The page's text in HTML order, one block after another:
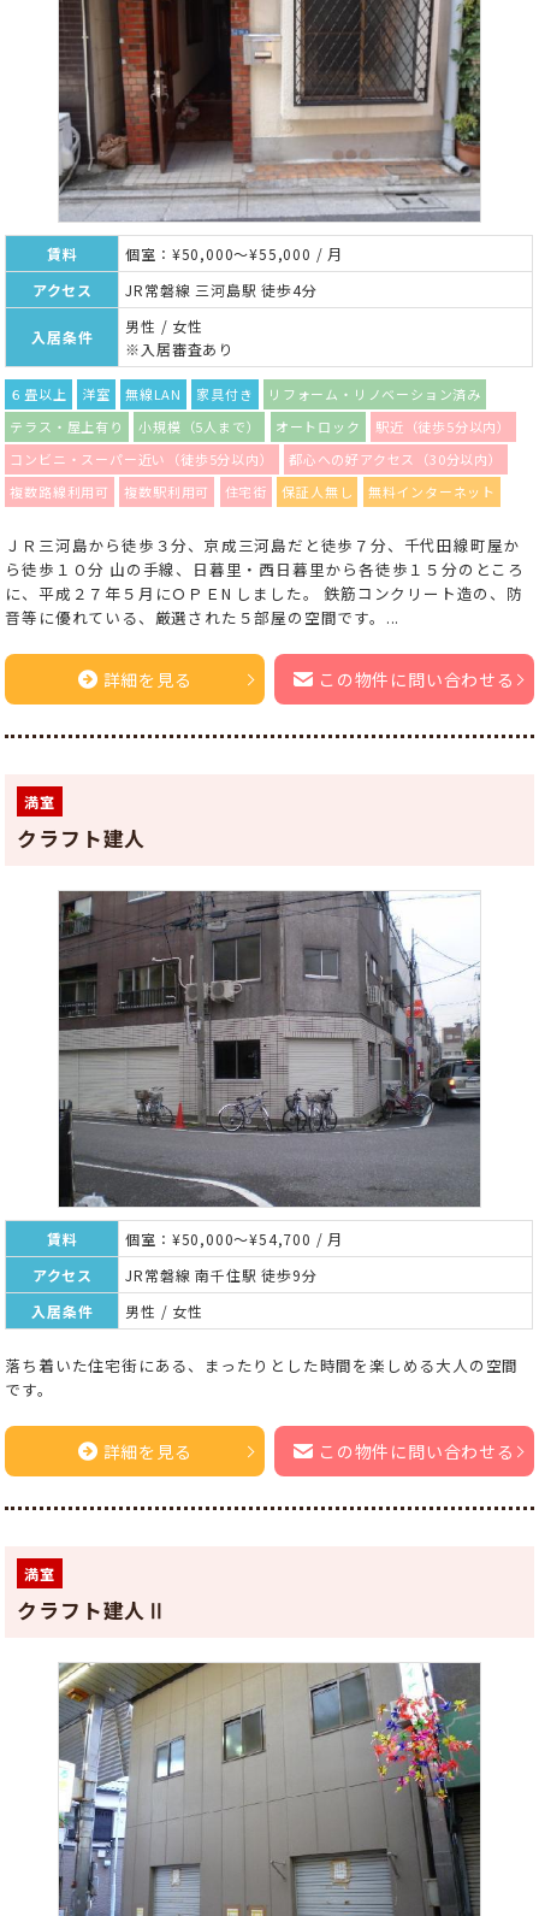
賃料
個室：¥50,000～¥55,000 / 月
アクセス
JR常磐線 三河島駅 徒歩4分
入居条件
男性 / 女性
※入居審査あり
６畳以上 洋室 無線LAN 家具付き
リフォーム・リノベーション済み
テラス・屋上有り
小規模（5人まで） オートロック
駅近（徒歩5分以内）
コンビニ・スーパー近い（徒歩5分以内）
都心への好アクセス（30分以内）
複数路線利用可
複数駅利用可 住宅街 保証人無し 無料インターネット
ＪＲ三河島から徒歩３分、京成三河島だと徒歩７分、千代田線町屋か
ら徒歩１０分 山の手線、日暮里・西日暮里から各徒歩１５分のところ
に、平成２７年５月にＯＰＥN しました。 鉄筋コンクリート造の、防
音等に優れている、厳選された５部屋の空間です。...
詳細を見る この物件に問い合わせる
満室
クラフト建人
賃料
個室：¥50,000～¥54,700 / 月
アクセス
JR常磐線 南千住駅 徒歩9分
入居条件
男性 / 女性
落ち着いた住宅街にある、まったりとした時間を楽しめる大人の空間
です。
詳細を見る この物件に問い合わせる
満室
クラフト建人Ⅱ